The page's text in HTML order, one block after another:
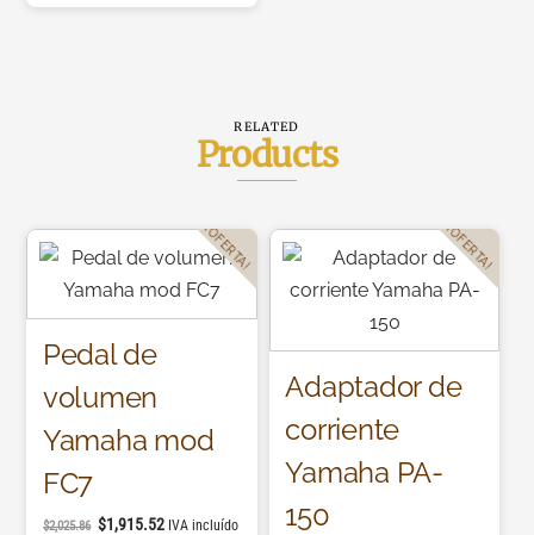
RELATED
Products
¡OFERTA!
Pedal de
volumen
Yamaha mod
FC7
$2,025.86 $1,915.52 IVA incluído
¡OFERTA!
Adaptador de
corriente
Yamaha PA-
150